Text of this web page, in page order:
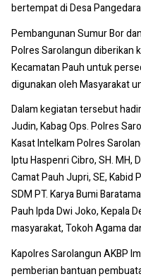
bertempat di Desa
Pembangunan Sumur Bor
Polres Sarolangun diberikan
KecamatanPauh untuk
digunakan oleh Masyarakat
Dalam kegiatan tersebut
Judin, Kabag Ops.Polres
Kasat Intelkam Polres
Iptu Haspenri Cibro, SH.MH,
Camat Pauh Jupri, SE, Kabid
SDM PT.Karya Bumi
Pauh Ipda Dwi Joko, Kepala
masyarakat, Tokoh Agama
Kapolres Sarolangun AKBP
pemberian bantuan